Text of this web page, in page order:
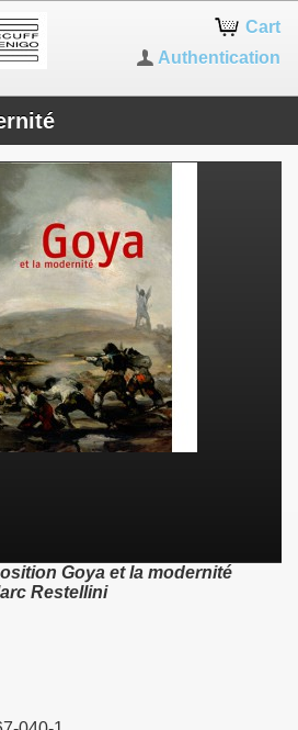
Cart
Authentication
Goya et la modernité
Restellini